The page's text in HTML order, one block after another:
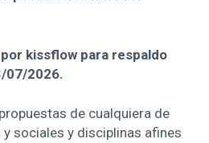
kissflow para respaldo
07/2026.
de cualquiera de
sociales y disciplinas afines